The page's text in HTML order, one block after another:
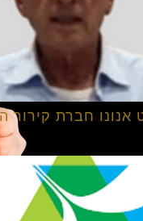
אנונו חברת קירור